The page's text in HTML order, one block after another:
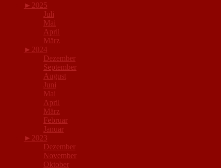
► 2025
Juli
Mai
April
März
► 2024
Dezember
September
August
Juni
Mai
April
März
Februar
Januar
► 2023
Dezember
November
Oktober